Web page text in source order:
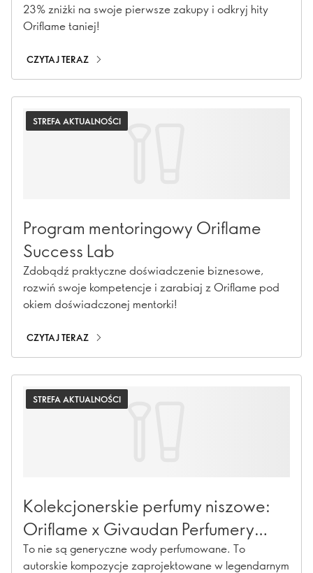
23% zniżki na swoje pierwsze zakupy i odkryj hity
Oriflame taniej!
CZYTAJ TERAZ
STREFA AKTUALNOŚCI
Program mentoringowy Oriflame
Success Lab
Zdobądź praktyczne doświadczenie biznesowe,
rozwiń swoje kompetencje i zarabiaj z Oriflame pod
okiem doświadczonej mentorki!
CZYTAJ TERAZ
STREFA AKTUALNOŚCI
Kolekcjonerskie perfumy niszowe:
Oriflame x Givaudan Perfumery
School
To nie są generyczne wody perfumowane. To
autorskie kompozycje zaprojektowane w legendarnym